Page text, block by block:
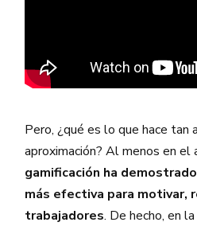
Pero, ¿qué es lo que hace tan
aproximación? Al menos en el
gamificación ha
más efectiva para motivar,
trabajadores. De hecho, en la